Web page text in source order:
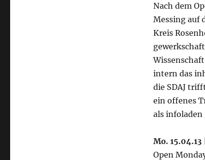
Nach dem
Messing auf
Kreis
intern das
die SDAJ
ein offenes
als
Mo.
Open